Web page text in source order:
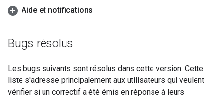
Aide et notifications
Bugs résolus
Les bugs suivants sont résolus dans cette version. Cette
liste s'adresse principalement aux utilisateurs qui veulent
vérifier si un correctif a été émis en réponse à leurs